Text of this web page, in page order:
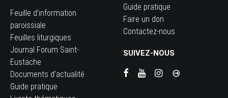
Feuille d’information
paroissiale
Feuilles liturgiques
Journal Forum Saint-
Eustache
Documents d’actualité
Guide pratique
Guide pratique
Faire un don
Contactez-nous
SUIVEZ-NOUS